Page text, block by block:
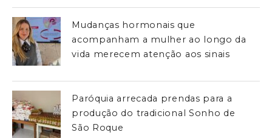
Mudanças hormonais que
acompanham a mulher ao longo da
vida merecem atenção aos sinais
Paróquia arrecada prendas para a
produção do tradicional Sonho de
São Roque